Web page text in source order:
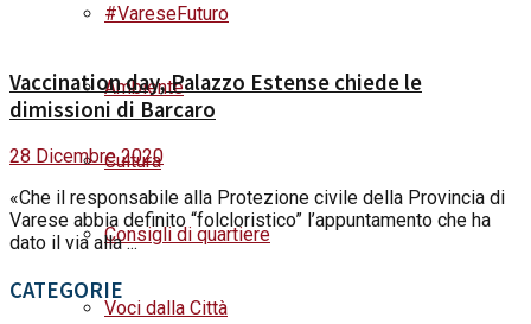
#VareseFuturo
Ambiente
Cultura
Consigli di quartiere
Voci dalla Città
Vaccination day, Palazzo Estense chiede le
dimissioni di Barcaro
28 Dicembre 2020
«Che il responsabile alla Protezione civile della Provincia di
Varese abbia definito “folcloristico” l’appuntamento che ha
dato il via alla ...
CATEGORIE